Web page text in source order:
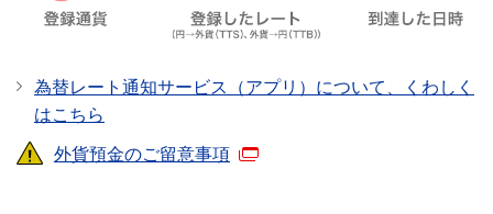
為替レート通知サービス（アプリ）について、くわしく
はこちら
外貨預金のご留意事項